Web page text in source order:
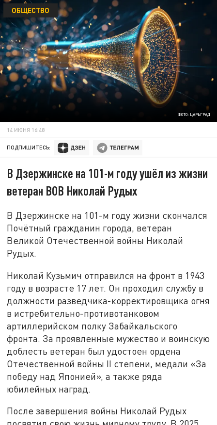
ФОТО: ЦАРЬГРАД
ОБЩЕСТВО
14 ИЮНЯ 16:48
ПОДПИШИТЕСЬ:
В Дзержинске на 101-м году ушёл из жизни
ветеран ВОВ Николай Рудых
В Дзержинске на 101-м году жизни скончался
Почётный гражданин города, ветеран
Великой Отечественной войны Николай
Рудых.
Николай Кузьмич отправился на фронт в 1943
году в возрасте 17 лет. Он проходил службу в
должности разведчика-корректировщика огня
в истребительно-противотанковом
артиллерийском полку Забайкальского
фронта. За проявленные мужество и воинскую
доблесть ветеран был удостоен ордена
Отечественной войны II степени, медали «За
победу над Японией», а также ряда
юбилейных наград.
После завершения войны Николай Рудых